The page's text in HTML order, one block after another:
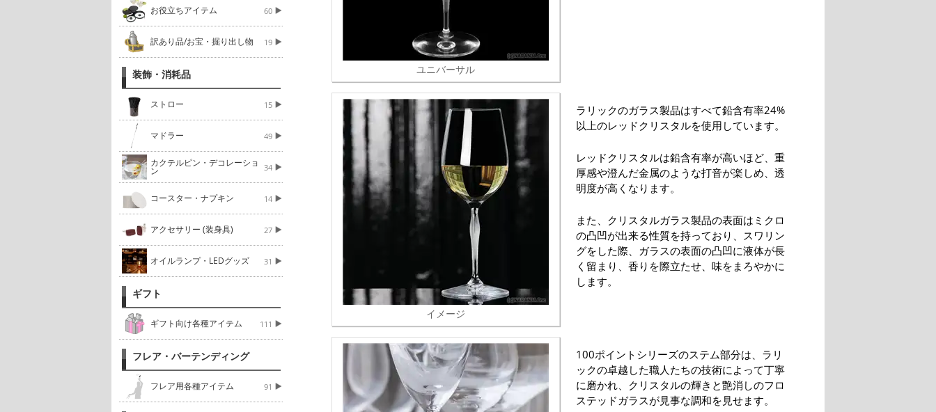
お役立ちアイテム 60
訳あり品/お宝・掘り出し物 19
装飾・消耗品
ストロー 15
マドラー 49
カクテルピン・デコレーショ
ン 34
コースター・ナプキン 14
アクセサリー (装身具) 27
オイルランプ・LEDグッズ 31
ギフト
ギフト向け各種アイテム 111
フレア・バーテンディング
フレア用各種アイテム 91
ユニバーサル
イメージ
ラリックのガラス製品はすべて鉛含有率24%
以上のレッドクリスタルを使用しています。
レッドクリスタルは鉛含有率が高いほど、重
厚感や澄んだ金属のような打音が楽しめ、透
明度が高くなります。
また、クリスタルガラス製品の表面はミクロ
の凸凹が出来る性質を持っており、スワリン
グをした際、ガラスの表面の凸凹に液体が長
く留まり、香りを際立たせ、味をまろやかに
します。
100ポイントシリーズのステム部分は、ラリ
ックの卓越した職人たちの技術によって丁寧
に磨かれ、クリスタルの輝きと艶消しのフロ
ステッドガラスが見事な調和を見せます。